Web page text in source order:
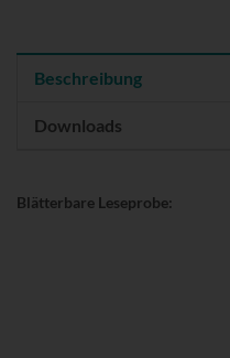
Beschreibung
Downloads
Blätterbare Leseprobe: